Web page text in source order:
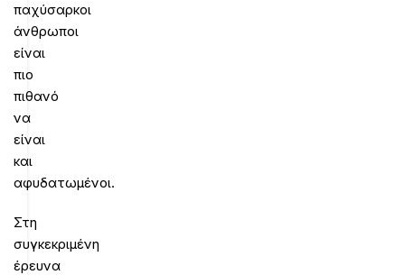
παχύσαρκοι
άνθρωποι
είναι
πιο
πιθανό
να
είναι
και
αφυδατωμένοι.
Στη
συγκεκριμένη
έρευνα